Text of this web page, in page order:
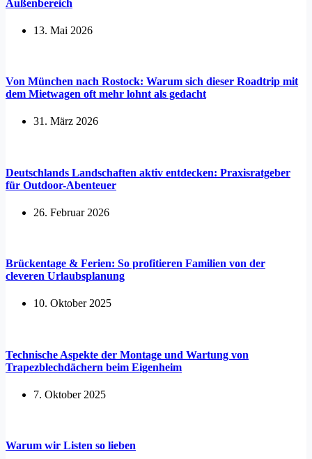
Außenbereich
13. Mai 2026
Von München nach Rostock: Warum sich dieser Roadtrip mit
dem Mietwagen oft mehr lohnt als gedacht
31. März 2026
Deutschlands Landschaften aktiv entdecken: Praxisratgeber
für Outdoor-Abenteuer
26. Februar 2026
Brückentage & Ferien: So profitieren Familien von der
cleveren Urlaubsplanung
10. Oktober 2025
Technische Aspekte der Montage und Wartung von
Trapezblechdächern beim Eigenheim
7. Oktober 2025
Warum wir Listen so lieben